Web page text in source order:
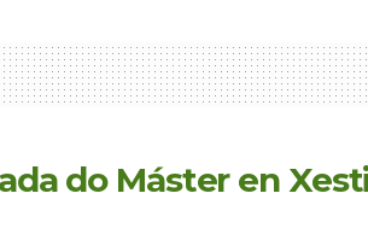
do Máster en